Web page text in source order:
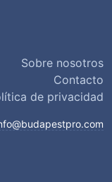
Sobre nosotros
Contacto
de privacidad